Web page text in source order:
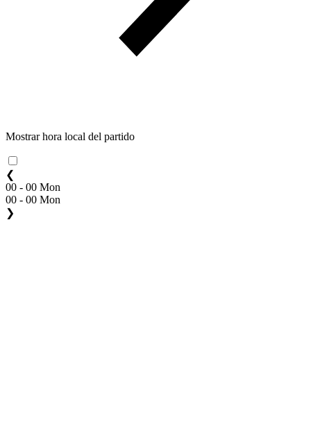
Mostrar hora local del partido
❮
00 - 00 Mon
00 - 00 Mon
❯